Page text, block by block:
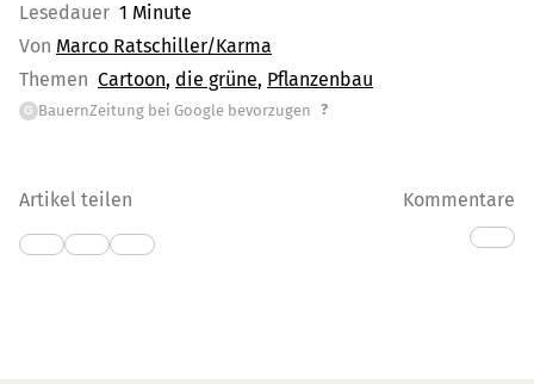
Lesedauer 1 Minute
Von Marco Ratschiller/Karma
Themen Cartoon die grüne Pflanzenbau
G BauernZeitung bei Google bevorzugen ?
Artikel teilen Kommentare